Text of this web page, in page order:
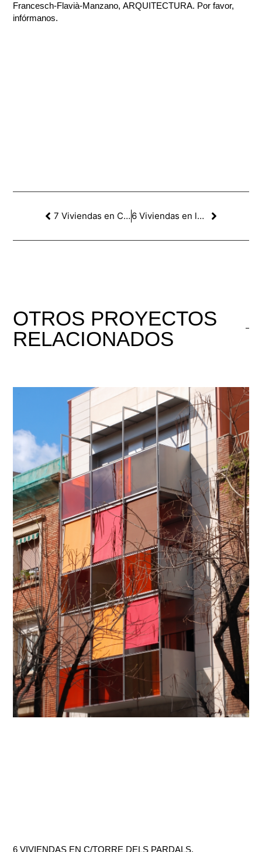
Francesch-Flavià-Manzano, ARQUITECTURA. Por favor,
infórmanos.
7 Viviendas en C/Llatzeret, Poblenou. Barcelona 6 Viviendas en la C/Tortellà, Barcelona
OTROS PROYECTOS
RELACIONADOS
6 VIVIENDAS EN C/TORRE DELS PARDALS,